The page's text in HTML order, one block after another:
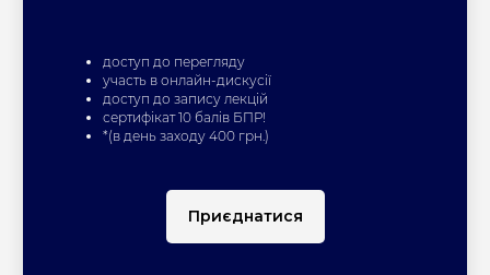
доступ до перегляду
участь в онлайн-дискусії
доступ до запису лекцій
сертифікат 10 балів БПР!
*(в день заходу 400 грн.)
Приєднатися